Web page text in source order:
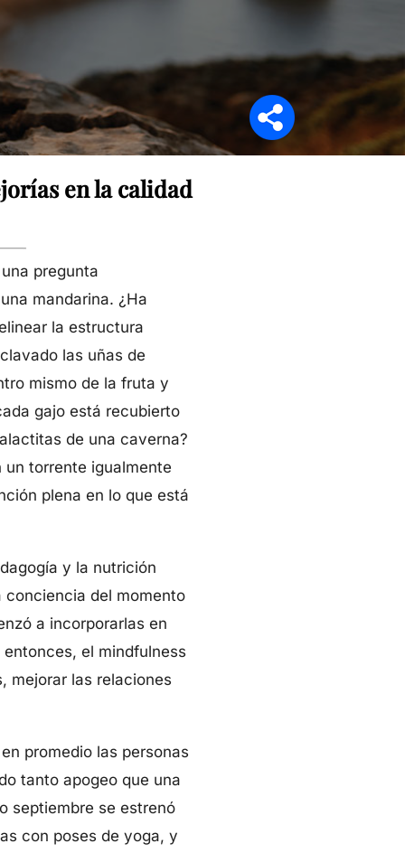
Síganos en
en la calidad
pregunta
mandarina. ¿Ha
la estructura
las uñas de
mismo de la fruta y
gajo está recubierto
de una caverna?
torrente igualmente
plena en lo que está
y la nutrición
del momento
a incorporarlas en
el mindfulness
mejorar las relaciones
promedio las personas
tanto apogeo que una
septiembre se estrenó
con poses de yoga, y